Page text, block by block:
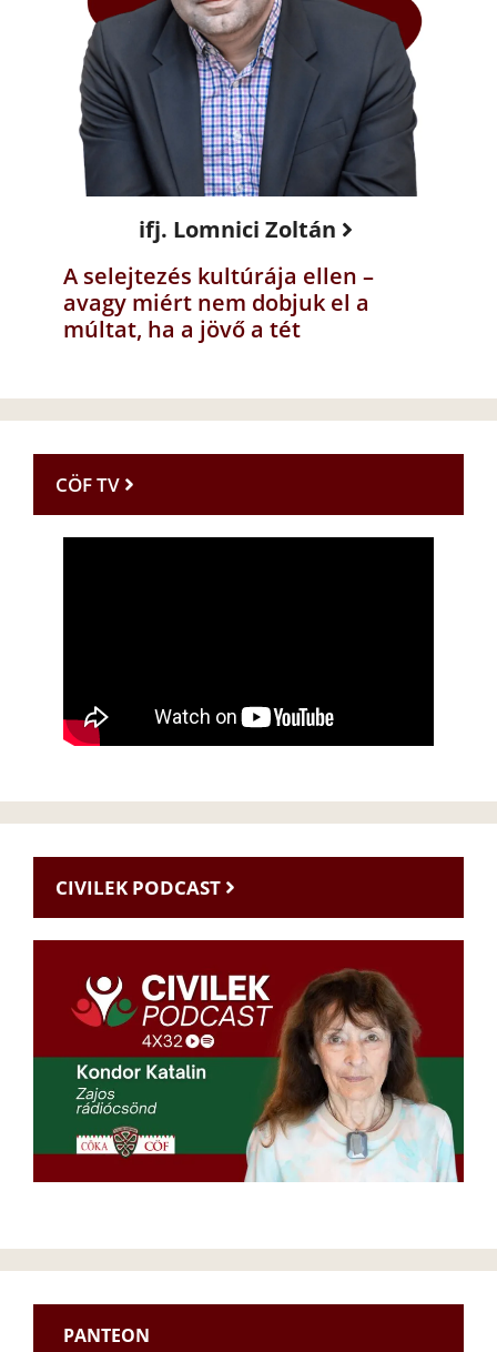
ifj. Lomnici Zoltán
A selejtezés kultúrája ellen –
avagy miért nem dobjuk el a
múltat, ha a jövő a tét
CÖF TV
CIVILEK PODCAST
PANTEON